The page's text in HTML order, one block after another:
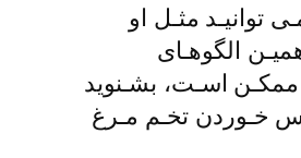
توانیـد مثـل او
الگوهـای
ممکـن اسـت، بشـنوید
خـوردن تخـم مـرغ